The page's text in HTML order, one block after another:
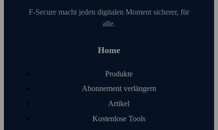
F‑Secure macht jeden digitalen Moment sicherer, für
alle.
Home
Produkte
Abonnement verlängern
Artikel
Kosten­lose Tools